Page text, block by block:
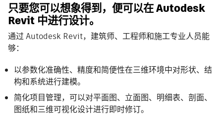
只要您可以想象得到，便可以在 Autodesk
Revit 中进行设计。
通过 Autodesk Revit，建筑师、工程师和施工专业人员能
够：
以参数化准确性、精度和简便性在三维环境中对形状、结
构和系统进行建模。
简化项目管理，可以对平面图、立面图、明细表、剖面、
图纸和三维可视化设计进行即时修订。